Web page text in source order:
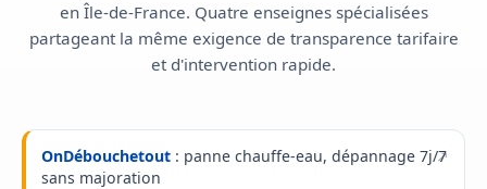
en Île-de-France. Quatre enseignes spécialisées
partageant la même exigence de transparence tarifaire
et d'intervention rapide.
OnDébouchetout: panne chauffe-eau, dépannage 7j/7
sans majoration